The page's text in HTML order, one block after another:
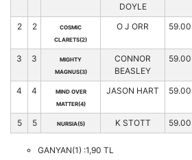
DOYLE
2 2
COSMIC
CLARETS(2)
O J ORR 59.00
3 3
MIGHTY
MAGNUS(3)
CONNOR
BEASLEY
59.00
4 4
MIND OVER
MATTER(4)
JASON HART 59.00
5 5 NURSIA(5) K STOTT 59.00
GANYAN(1) :1,90 TL